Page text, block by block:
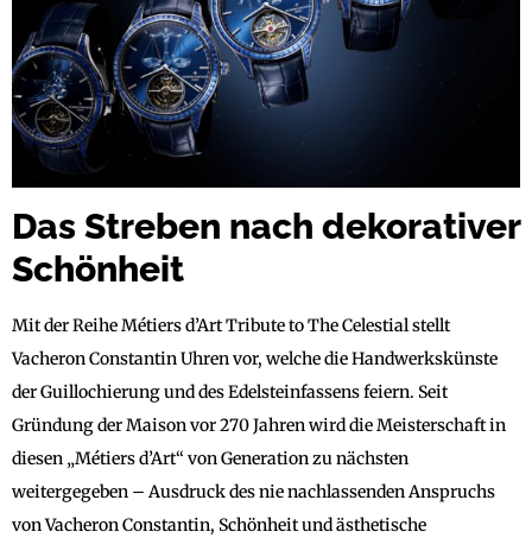
Das Streben nach dekorativer
Schönheit
Mit der Reihe Métiers d’Art Tribute to The Celestial stellt
Vacheron Constantin Uhren vor, welche die Handwerkskünste
der Guillochierung und des Edelsteinfassens feiern. Seit
Gründung der Maison vor 270 Jahren wird die Meisterschaft in
diesen „Métiers d’Art“ von Generation zu nächsten
weitergegeben – Ausdruck des nie nachlassenden Anspruchs
von Vacheron Constantin, Schönheit und ästhetische